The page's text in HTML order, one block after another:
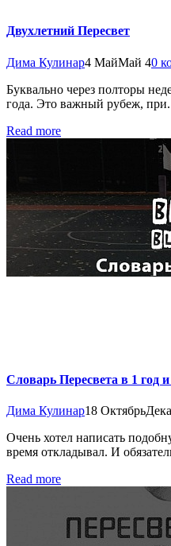
Двухлетний Пересвет
Дима Кулинар4 МайМай 40
Буквально через полторы
года. Это важный рубеж,
Read more
Словарь Пересвета в 1 год
Дима Кулинар18 Октябрь
Очень хотел написать
время откладывал. И
Read more